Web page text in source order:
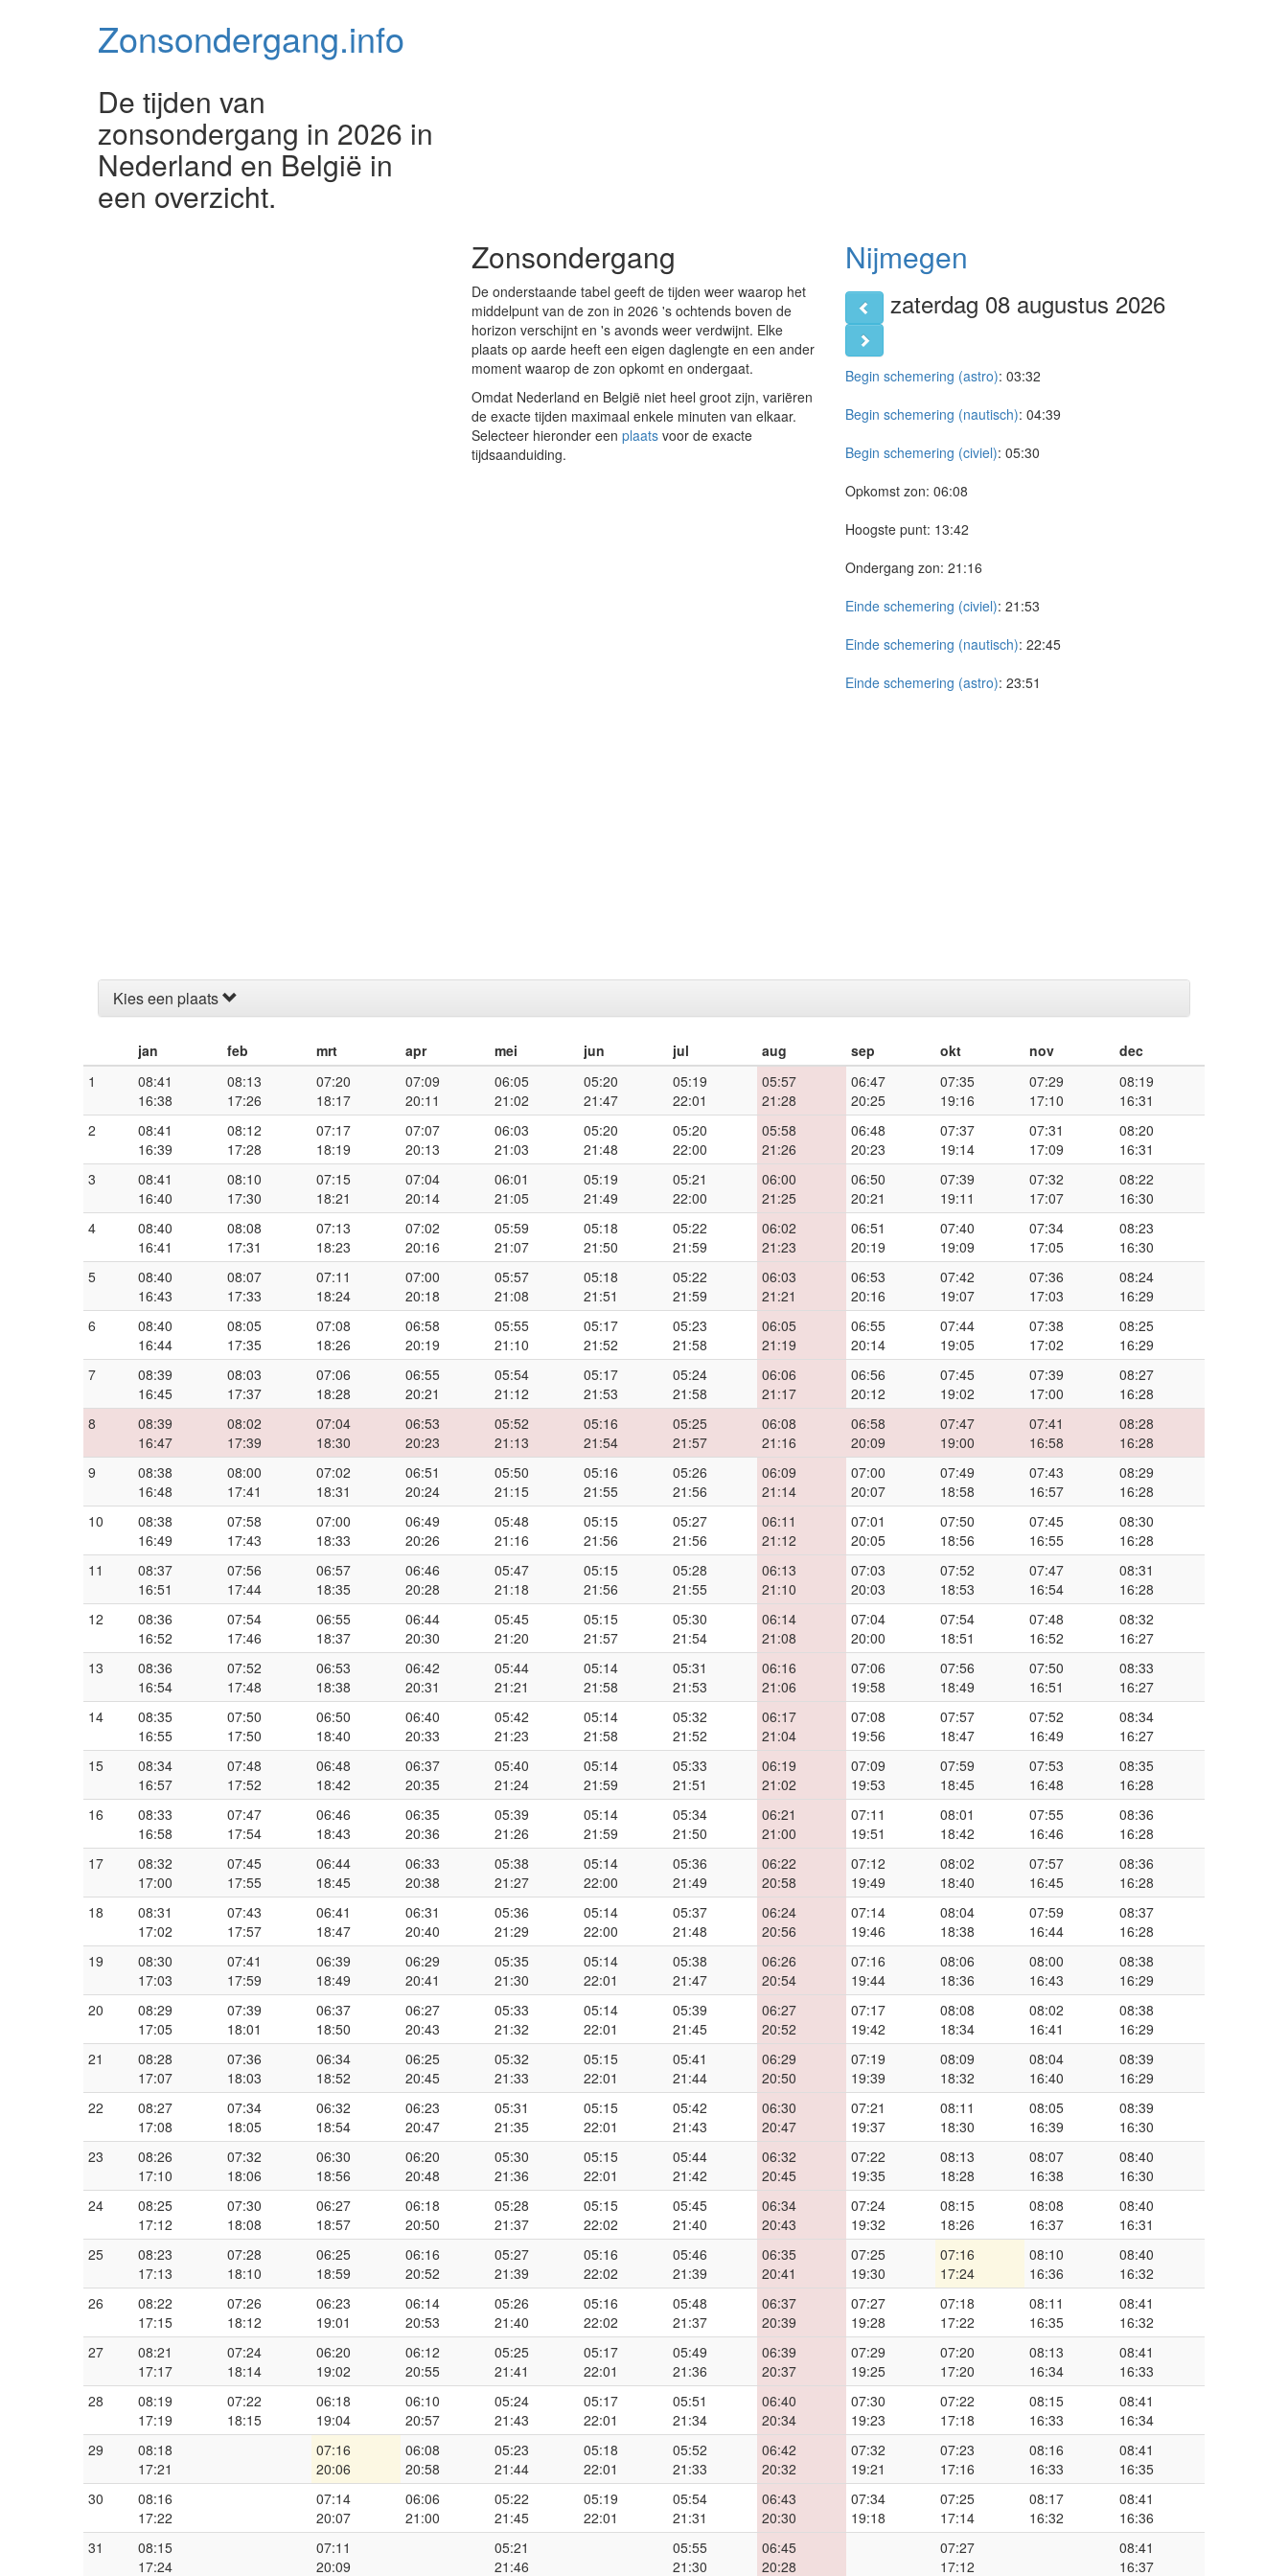
Zonsondergang.info
De tijden van
zonsondergang in 2026 in
Nederland en België in
een overzicht.
Zonsondergang
De onderstaande tabel geeft de tijden weer waarop het
middelpunt van de zon in 2026 's ochtends boven de
horizon verschijnt en 's avonds weer verdwijnt. Elke
plaats op aarde heeft een eigen daglengte en een ander
moment waarop de zon opkomt en ondergaat.
Omdat Nederland en België niet heel groot zijn, variëren
de exacte tijden maximaal enkele minuten van elkaar.
Selecteer hieronder een plaats voor de exacte
tijdsaanduiding.
Nijmegen
zaterdag 08 augustus 2026
Begin schemering (astro): 03:32
Begin schemering (nautisch): 04:39
Begin schemering (civiel): 05:30
Opkomst zon: 06:08
Hoogste punt: 13:42
Ondergang zon: 21:16
Einde schemering (civiel): 21:53
Einde schemering (nautisch): 22:45
Einde schemering (astro): 23:51
Kies een plaats
jan feb mrt apr mei jun jul aug sep okt nov
dec
1
08:41
16:38
08:13
17:26
07:20
18:17
07:09
20:11
06:05
21:02
05:20
21:47
05:19
22:01
05:57
21:28
06:47
20:25
07:35
19:16
07:29
17:10
08:19
16:31
2
08:41
16:39
08:12
17:28
07:17
18:19
07:07
20:13
06:03
21:03
05:20
21:48
05:20
22:00
05:58
21:26
06:48
20:23
07:37
19:14
07:31
17:09
08:20
16:31
3
08:41
16:40
08:10
17:30
07:15
18:21
07:04
20:14
06:01
21:05
05:19
21:49
05:21
22:00
06:00
21:25
06:50
20:21
07:39
19:11
07:32
17:07
08:22
16:30
4
08:40
16:41
08:08
17:31
07:13
18:23
07:02
20:16
05:59
21:07
05:18
21:50
05:22
21:59
06:02
21:23
06:51
20:19
07:40
19:09
07:34
17:05
08:23
16:30
5
08:40
16:43
08:07
17:33
07:11
18:24
07:00
20:18
05:57
21:08
05:18
21:51
05:22
21:59
06:03
21:21
06:53
20:16
07:42
19:07
07:36
17:03
08:24
16:29
6
08:40
16:44
08:05
17:35
07:08
18:26
06:58
20:19
05:55
21:10
05:17
21:52
05:23
21:58
06:05
21:19
06:55
20:14
07:44
19:05
07:38
17:02
08:25
16:29
7
08:39
16:45
08:03
17:37
07:06
18:28
06:55
20:21
05:54
21:12
05:17
21:53
05:24
21:58
06:06
21:17
06:56
20:12
07:45
19:02
07:39
17:00
08:27
16:28
8
08:39
16:47
08:02
17:39
07:04
18:30
06:53
20:23
05:52
21:13
05:16
21:54
05:25
21:57
06:08
21:16
06:58
20:09
07:47
19:00
07:41
16:58
08:28
16:28
9
08:38
16:48
08:00
17:41
07:02
18:31
06:51
20:24
05:50
21:15
05:16
21:55
05:26
21:56
06:09
21:14
07:00
20:07
07:49
18:58
07:43
16:57
08:29
16:28
10
08:38
16:49
07:58
17:43
07:00
18:33
06:49
20:26
05:48
21:16
05:15
21:56
05:27
21:56
06:11
21:12
07:01
20:05
07:50
18:56
07:45
16:55
08:30
16:28
11
08:37
16:51
07:56
17:44
06:57
18:35
06:46
20:28
05:47
21:18
05:15
21:56
05:28
21:55
06:13
21:10
07:03
20:03
07:52
18:53
07:47
16:54
08:31
16:28
12
08:36
16:52
07:54
17:46
06:55
18:37
06:44
20:30
05:45
21:20
05:15
21:57
05:30
21:54
06:14
21:08
07:04
20:00
07:54
18:51
07:48
16:52
08:32
16:27
13
08:36
16:54
07:52
17:48
06:53
18:38
06:42
20:31
05:44
21:21
05:14
21:58
05:31
21:53
06:16
21:06
07:06
19:58
07:56
18:49
07:50
16:51
08:33
16:27
14
08:35
16:55
07:50
17:50
06:50
18:40
06:40
20:33
05:42
21:23
05:14
21:58
05:32
21:52
06:17
21:04
07:08
19:56
07:57
18:47
07:52
16:49
08:34
16:27
15
08:34
16:57
07:48
17:52
06:48
18:42
06:37
20:35
05:40
21:24
05:14
21:59
05:33
21:51
06:19
21:02
07:09
19:53
07:59
18:45
07:53
16:48
08:35
16:28
16
08:33
16:58
07:47
17:54
06:46
18:43
06:35
20:36
05:39
21:26
05:14
21:59
05:34
21:50
06:21
21:00
07:11
19:51
08:01
18:42
07:55
16:46
08:36
16:28
17
08:32
17:00
07:45
17:55
06:44
18:45
06:33
20:38
05:38
21:27
05:14
22:00
05:36
21:49
06:22
20:58
07:12
19:49
08:02
18:40
07:57
16:45
08:36
16:28
18
08:31
17:02
07:43
17:57
06:41
18:47
06:31
20:40
05:36
21:29
05:14
22:00
05:37
21:48
06:24
20:56
07:14
19:46
08:04
18:38
07:59
16:44
08:37
16:28
19
08:30
17:03
07:41
17:59
06:39
18:49
06:29
20:41
05:35
21:30
05:14
22:01
05:38
21:47
06:26
20:54
07:16
19:44
08:06
18:36
08:00
16:43
08:38
16:29
20
08:29
17:05
07:39
18:01
06:37
18:50
06:27
20:43
05:33
21:32
05:14
22:01
05:39
21:45
06:27
20:52
07:17
19:42
08:08
18:34
08:02
16:41
08:38
16:29
21
08:28
17:07
07:36
18:03
06:34
18:52
06:25
20:45
05:32
21:33
05:15
22:01
05:41
21:44
06:29
20:50
07:19
19:39
08:09
18:32
08:04
16:40
08:39
16:29
22
08:27
17:08
07:34
18:05
06:32
18:54
06:23
20:47
05:31
21:35
05:15
22:01
05:42
21:43
06:30
20:47
07:21
19:37
08:11
18:30
08:05
16:39
08:39
16:30
23
08:26
17:10
07:32
18:06
06:30
18:56
06:20
20:48
05:30
21:36
05:15
22:01
05:44
21:42
06:32
20:45
07:22
19:35
08:13
18:28
08:07
16:38
08:40
16:30
24
08:25
17:12
07:30
18:08
06:27
18:57
06:18
20:50
05:28
21:37
05:15
22:02
05:45
21:40
06:34
20:43
07:24
19:32
08:15
18:26
08:08
16:37
08:40
16:31
25
08:23
17:13
07:28
18:10
06:25
18:59
06:16
20:52
05:27
21:39
05:16
22:02
05:46
21:39
06:35
20:41
07:25
19:30
07:16
17:24
08:10
16:36
08:40
16:32
26
08:22
17:15
07:26
18:12
06:23
19:01
06:14
20:53
05:26
21:40
05:16
22:02
05:48
21:37
06:37
20:39
07:27
19:28
07:18
17:22
08:11
16:35
08:41
16:32
27
08:21
17:17
07:24
18:14
06:20
19:02
06:12
20:55
05:25
21:41
05:17
22:01
05:49
21:36
06:39
20:37
07:29
19:25
07:20
17:20
08:13
16:34
08:41
16:33
28
08:19
17:19
07:22
18:15
06:18
19:04
06:10
20:57
05:24
21:43
05:17
22:01
05:51
21:34
06:40
20:34
07:30
19:23
07:22
17:18
08:15
16:33
08:41
16:34
29
08:18
17:21
07:16
20:06
06:08
20:58
05:23
21:44
05:18
22:01
05:52
21:33
06:42
20:32
07:32
19:21
07:23
17:16
08:16
16:33
08:41
16:35
30
08:16
17:22
07:14
20:07
06:06
21:00
05:22
21:45
05:19
22:01
05:54
21:31
06:43
20:30
07:34
19:18
07:25
17:14
08:17
16:32
08:41
16:36
31
08:15
17:24
07:11
20:09
05:21
21:46
05:55
21:30
06:45
20:28
07:27
17:12
08:41
16:37